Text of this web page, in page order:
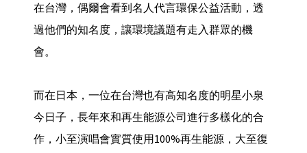
在台灣，偶爾會看到名人代言環保公益活動，透
過他們的知名度，讓環境議題有走入群眾的機
會。
而在日本，一位在台灣也有高知名度的明星小泉
今日子，長年來和再生能源公司進行多樣化的合
作，小至演唱會實質使用100%再生能源，大至復